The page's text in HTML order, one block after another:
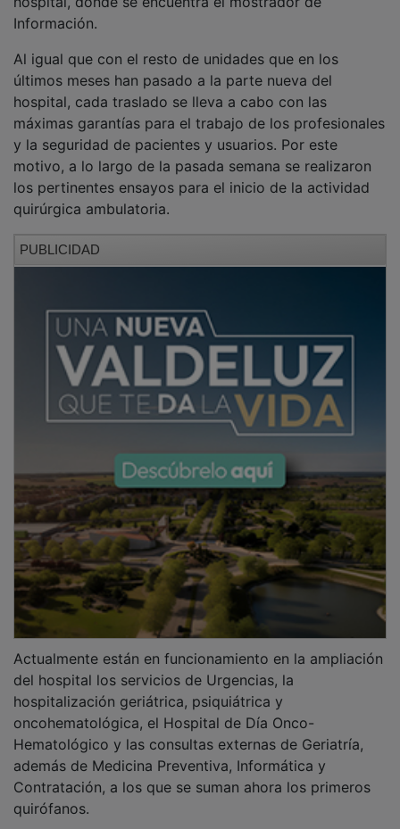
Información.
últimos meses han pasado a la parte nueva del
hospital, cada traslado se lleva a cabo con las
máximas garantías para el trabajo de los profesionales
y la seguridad de pacientes y usuarios. Por este
motivo, a lo largo de la pasada semana se realizaron
los pertinentes ensayos para el inicio de la actividad
quirúrgica ambulatoria.
del hospital los servicios de Urgencias, la
hospitalización geriátrica, psiquiátrica y
oncohematológica, el Hospital de Día Onco-
Hematológico y las consultas externas de Geriatría,
además de Medicina Preventiva, Informática y
Contratación, a los que se suman ahora los primeros
quirófanos.